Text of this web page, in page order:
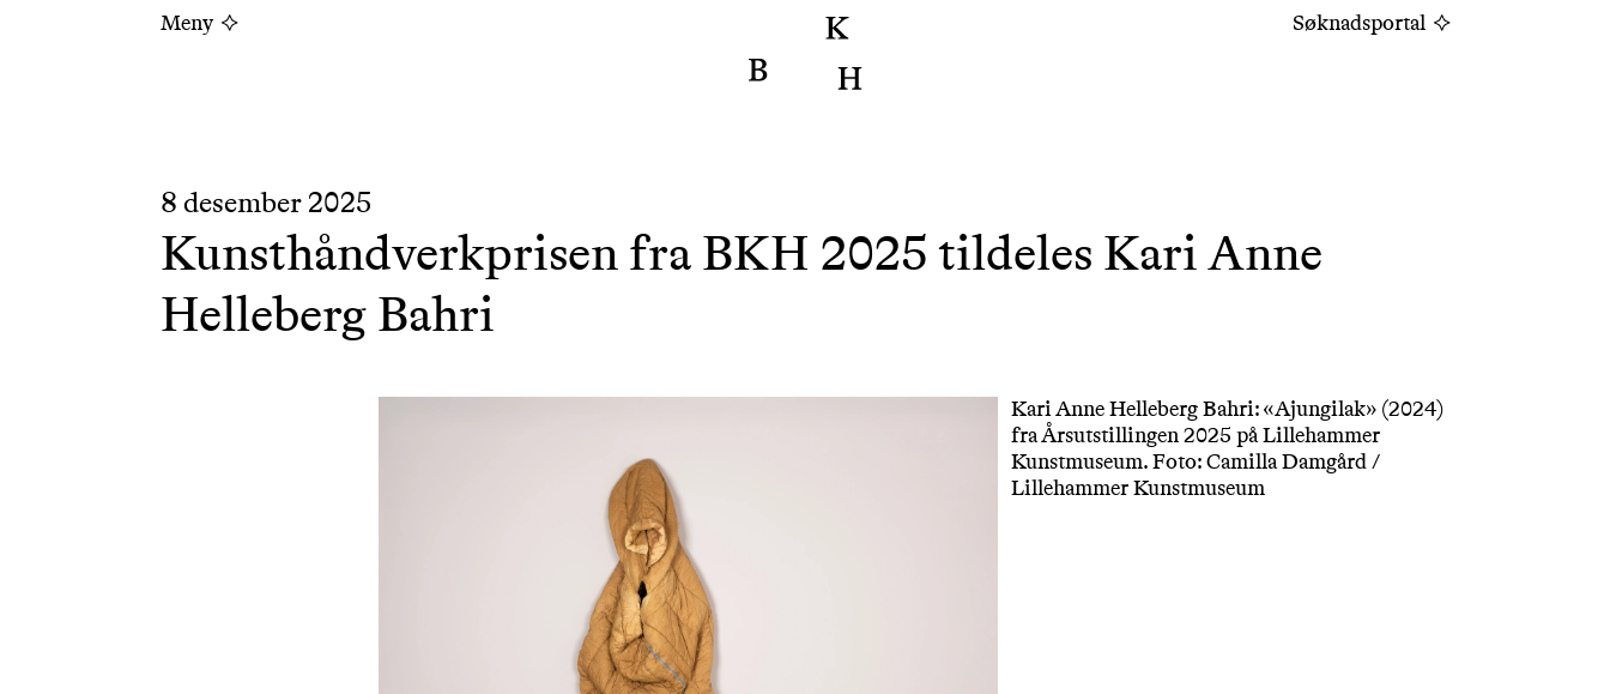
Meny Søknadsportal
8 desember 2025
Kunsthåndverkprisen fra BKH 2025 tildeles Kari Anne
Helleberg Bahri
Kari Anne Helleberg Bahri: «Ajungilak» (2024)
fra Årsutstillingen 2025 på Lillehammer
Kunstmuseum. Foto: Camilla Damgård /
Lillehammer Kunstmuseum